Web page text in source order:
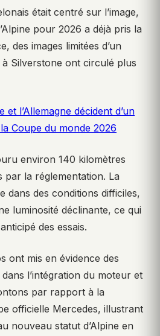
était centré sur l’image,
pour 2026 a déjà pris la
des images limitées d’un
Silverstone ont circulé plus
et l’Allemagne décident d’un
Coupe du monde 2026
environ 140 kilomètres
par la réglementation. La
dans des conditions difficiles,
luminosité déclinante, ce qui
des essais.
ont mis en évidence des
l’intégration du moteur et
par rapport à la
officielle Mercedes, illustrant
nouveau statut d’Alpine en